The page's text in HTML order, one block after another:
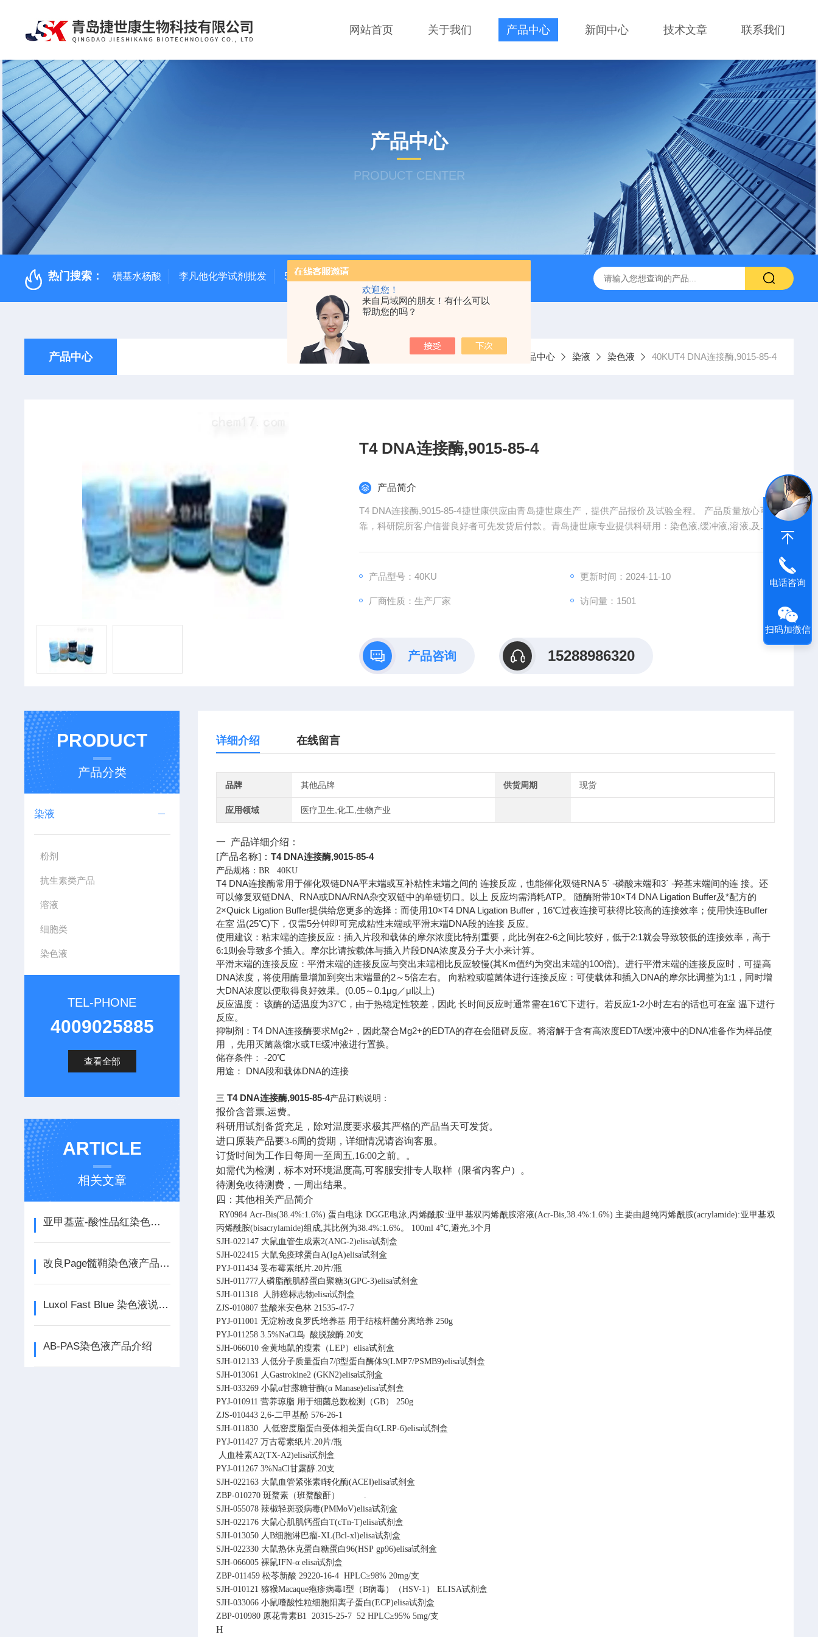
欢迎您！
来自局域网的朋友！有什么可以
帮助您的吗？
网站首页 关于我们 产品中心 新闻中心 技术文章 联系我们
产品中心
PRODUCT CENTER
热门搜索： 磺基水杨酸 李凡他化学试剂批发 500次MTS细胞增殖与细胞毒性检测试剂盒 48t/96t国产ELISA试剂盒,免费代测
产品中心 当前位置：首页 产品中心 染液 染色液 40KUT4 DNA连接酶,9015-85-4
T4 DNA连接酶,9015-85-4
产品简介
T4 DNA连接酶,9015-85-4捷世康供应由青岛捷世康生产，提供产品报价及试验全程。 产品质量放心可
靠，科研院所客户信誉良好者可先发货后付款。青岛捷世康专业提供科研用：染色液,缓冲液,溶液,及试
产品型号：40KU 更新时间：2024-11-10
厂商性质：生产厂家 访问量：1501
产品咨询 15288986320
详细介绍 在线留言
品牌 其他品牌 供货周期 现货
应用领域 医疗卫生,化工,生物产业
一 产品详细介绍：
[产品名称]：T4 DNA连接酶,9015-85-4
产品规格：BR 40KU
T4 DNA连接酶常用于催化双链DNA平末端或互补粘性末端之间的 连接反应，也能催化双链RNA 5´ -磷酸末端和3´ -羟基末端间的连 接。还
可以修复双链DNA、RNA或DNA/RNA杂交双链中的单链切口。以上 反应均需消耗ATP。 随酶附带10×T4 DNA Ligation Buffer及*配方的
2×Quick Ligation Buffer提供给您更多的选择：而使用10×T4 DNA Ligation Buffer，16℃过夜连接可获得比较高的连接效率；使用快连Buffer
在室 温(25℃)下，仅需5分钟即可完成粘性末端或平滑末端DNA段的连接 反应。
使用建议：粘末端的连接反应：插入片段和载体的摩尔浓度比特别重要，此比例在2-6之间比较好，低于2:1就会导致较低的连接效率，高于
6:1则会导致多个插入。摩尔比请按载体与插入片段DNA浓度及分子大小来计算。
平滑末端的连接反应：平滑末端的连接反应与突出末端相比反应较慢(其Km值约为突出末端的100倍)。进行平滑末端的连接反应时，可提高
DNA浓度，将使用酶量增加到突出末端量的2～5倍左右。 向粘粒或噬菌体进行连接反应：可使载体和插入DNA的摩尔比调整为1:1，同时增
大DNA浓度以便取得良好效果。(0.05～0.1μg／μl以上)
反应温度： 该酶的适温度为37℃，由于热稳定性较差，因此 长时间反应时通常需在16℃下进行。若反应1-2小时左右的话也可在室 温下进行
反应。
抑制剂：T4 DNA连接酶要求Mg2+，因此螯合Mg2+的EDTA的存在会阻碍反应。将溶解于含有高浓度EDTA缓冲液中的DNA准备作为样品使
用 ，先用灭菌蒸馏水或TE缓冲液进行置换。
储存条件： -20℃
用途： DNA段和载体DNA的连接
三T4 DNA连接酶,9015-85-4产品订购说明：
报价含普票,运费。
科研用试剂备货充足，除对温度要求极其严格的产品当天可发货。
进口原装产品要3-6周的货期，详细情况请咨询客服。
订货时间为工作日每周一至周五,16:00之前。。
如需代为检测，标本对环境温度高,可客服安排专人取样（限省内客户）。
待测免收待测费，一周出结果。
四：其他相关产品简介
RY0984 Acr-Bis(38.4%:1.6%) 蛋白电泳 DGGE电泳,丙烯酰胺:亚甲基双丙烯酰胺溶液(Acr-Bis,38.4%:1.6%) 主要由超纯丙烯酰胺(acrylamide):亚甲基双
丙烯酰胺(bisacrylamide)组成,其比例为38.4%:1.6%。
100ml 4℃,避光,3个月
SJH-022147 大鼠血管生成素2(ANG-2)elisa试剂盒
SJH-022415 大鼠免疫球蛋白A(IgA)elisa试剂盒
PYJ-011434 妥布霉素纸片.20片/瓶
SJH-011777人磷脂酰肌醇蛋白聚糖3(GPC-3)elisa试剂盒
SJH-011318
人肺癌标志物elisa试剂盒
ZJS-010807 盐酸米安色林 21535-47-7
PYJ-011001 无淀粉改良罗氏培养基 用于结核杆菌分离培养 250g
PYJ-011258 3.5%NaCl鸟 酸脱羧酶.20支
SJH-066010 金黄地鼠的瘦素（LEP）elisa试剂盒
SJH-012133 人低分子质量蛋白7/β型蛋白酶体9(LMP7/PSMB9)elisa试剂盒
SJH-013061 人Gastrokine2 (GKN2)elisa试剂盒
SJH-033269 小鼠α甘露糖苷酶(α Manase)elisa试剂盒
PYJ-010911 营养琼脂 用于细菌总数检测（GB）
250g
ZJS-010443 2,6-二甲基酚 576-26-1
SJH-011830
人低密度脂蛋白受体相关蛋白6(LRP-6)elisa试剂盒
PYJ-011427 万古霉素纸片.20片/瓶
人血栓素A2(TX-A2)elisa试剂盒
PYJ-011267 3%NaCl甘露醇.20支
SJH-022163 大鼠血管紧张素Ⅰ转化酶(ACEⅠ)elisa试剂盒
ZBP-010270 斑蝥素（班蝥酸酐） .
SJH-055078 辣椒轻斑驳病毒(PMMoV)elisa试剂盒
SJH-022176 大鼠心肌肌钙蛋白T(cTn-T)elisa试剂盒
SJH-013050 人B细胞淋巴瘤-XL(Bcl-xl)elisa试剂盒
SJH-022330 大鼠热休克蛋白糖蛋白96(HSP gp96)elisa试剂盒
SJH-066005 裸鼠IFN-α elisa试剂盒
ZBP-011459 松苓新酸 29220-16-4 HPLC≥98% 20mg/支
SJH-010121 猕猴Macaque疱疹病毒I型（B病毒）（HSV-1） ELISA试剂盒
SJH-033066 小鼠嗜酸性粒细胞阳离子蛋白(ECP)elisa试剂盒
ZBP-010980 原花青素B1 20315-25-7 52 HPLC≥95% 5mg/支
H
PRODUCT
产品分类
染液
粉剂
抗生素类产品
溶液
细胞类
染色液
TEL-PHONE
4009025885
查看全部
ARTICLE
相关文章
亚甲基蓝-酸性品红染色液产品介绍
改良Page髓鞘染色液产品介绍
Luxol Fast Blue 染色液说明书
AB-PAS染色液产品介绍
电话咨询
扫码加微信